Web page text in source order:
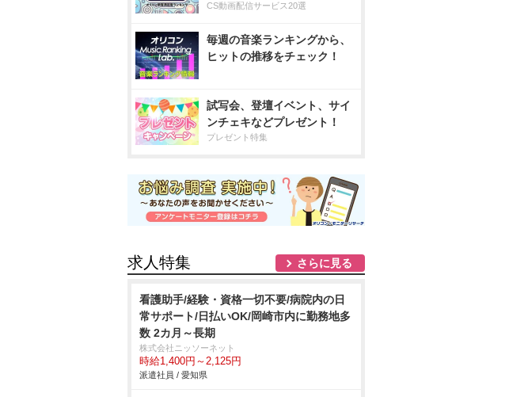
CS動画配信サービス20選
毎週の音楽ランキングから、
ヒットの推移をチェック！
試写会、登壇イベント、サイ
ンチェキなどプレゼント！
プレゼント特集
求人特集 さらに見る
看護助手/経験・資格一切不要/病院内の日
常サポート/日払いOK/岡崎市内に勤務地多
数 2カ月～長期
株式会社ニッソーネット
時給1,400円～2,125円
派遣社員 / 愛知県